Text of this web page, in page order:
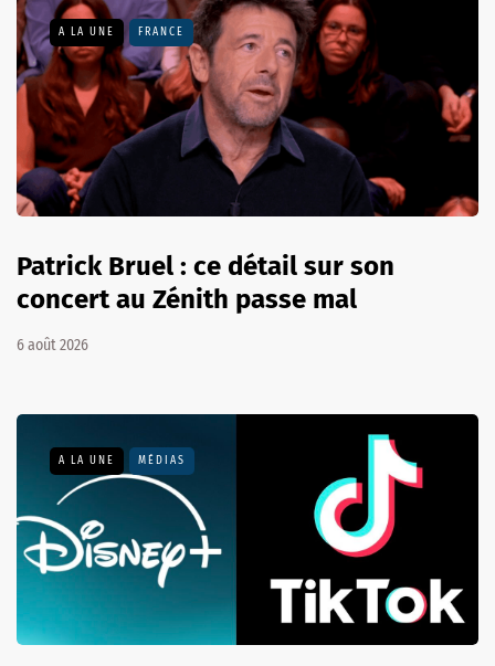
A LA UNE FRANCE
Patrick Bruel : ce détail sur son
concert au Zénith passe mal
6 août 2026
A LA UNE MÉDIAS